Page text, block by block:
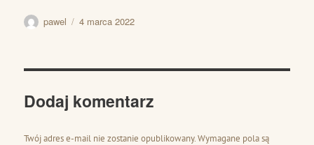
Autor
pawel
Data
4 marca 2022
Dodaj komentarz
Twój adres e-mail nie zostanie opublikowany. Wymagane pola są